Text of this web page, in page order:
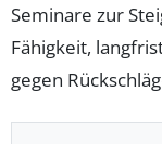
Seminare zur
Fähigkeit,
gegen